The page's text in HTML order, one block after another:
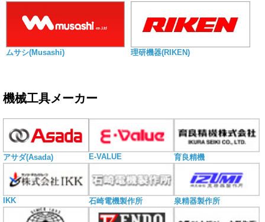
ムサシ(Musashi) 理研機器(RIKEN)
機械工具メーカー
アサダ(Asada) E-VALUE 育良精機
IKK 石崎電機製作所 泉精器製作所